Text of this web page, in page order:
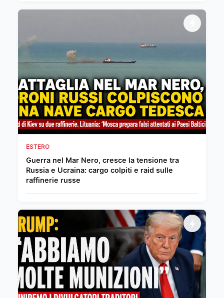
ESTERO
Guerra nel Mar Nero, cresce la tensione tra
Russia e Ucraina: cargo colpiti e raid sulle
raffinerie russe